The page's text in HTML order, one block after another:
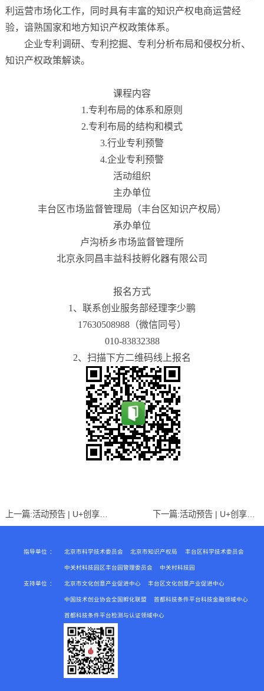
利运营市场化工作，同时具有丰富的知识产权电商运营经
验，谙熟国家和地方知识产权政策体系。
企业专利调研、专利挖掘、专利分析布局和侵权分析、
知识产权政策解读。
课程内容
1.专利布局的体系和原则
2.专利布局的结构和模式
3.行业专利预警
4.企业专利预警
活动组织
主办单位
丰台区市场监督管理局（丰台区知识产权局）
承办单位
卢沟桥乡市场监督管理所
北京永同昌丰益科技孵化器有限公司
报名方式
1、联系创业服务部经理李少鹏
17630508988（微信同号）
010-83832388
2、扫描下方二维码线上报名
上一篇: 活动预告 | U+创享汇【2021】企业所得税扣除项目疑难解析培训会 下一篇: 活动预告 | U+创享汇【2021】企业经营常见合同的风险防控培训会
指导单位 ： 北京市科学技术委员会 北京市知识产权局 丰台区科学技术委员会
中关村科技园区丰台园管理委员会 中关村科技园
支持单位 ： 北京市文化创意产业促进中心 丰台区文化创意产业促进中心
中国技术创业协会全国孵化联盟 首都科技条件平台科技金融领域中心
首都科技条件平台检测与认证领域中心